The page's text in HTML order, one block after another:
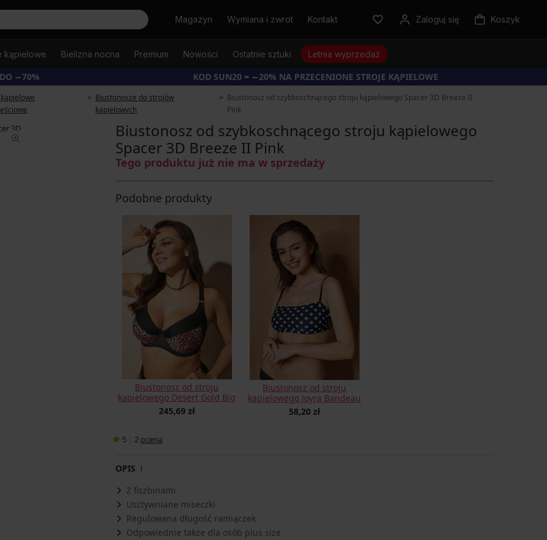
SzukajMagazyn Wymiana i zwrot Kontakt Zaloguj się Koszyk
kąpielowe Bielizna nocna Premium Nowości Ostatnie sztuki Letnia wyprzedaż
−70% KOD SUN20 = −20% NA PRZECENIONE STROJE KĄPIELOWE
Biustonosze do strojów
kąpielowych
Biustonosz od szybkoschnącego stroju kąpielowego Spacer 3D Breeze II
Pink
Biustonosz od szybkoschnącego stroju kąpielowego
Spacer 3D Breeze II Pink
Tego produktu już nie ma w sprzedaży
Podobne produkty
Biustonosz od stroju
kąpielowego Desert Gold Big
245,69 zł
Biustonosz od stroju
kąpielowego Joyra Bandeau
58,20 zł
5 2 ocena
OPIS
Z fiszbinami
Usztywniane miseczki
Regulowana długość ramiączek
Odpowiednie także dla osób plus size